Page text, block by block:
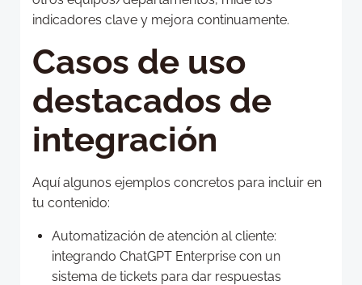
indicadores clave y mejora continuamente.
Casos de uso
destacados de
integración
Aquí algunos ejemplos concretos para incluir en
tu contenido:
Automatización de atención al cliente:
integrando ChatGPT Enterprise con un
sistema de tickets para dar respuestas